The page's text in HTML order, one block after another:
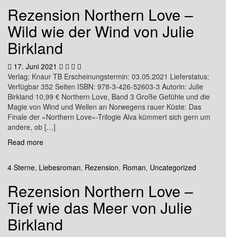
Rezension Northern Love –
Wild wie der Wind von Julie
Birkland
17. Juni 2021
Verlag: Knaur TB Erscheinungstermin: 03.05.2021 Lieferstatus:
Verfügbar 352 Seiten ISBN: 978-3-426-52603-3 Autorin: Julie
Birkland 10,99 € Northern Love, Band 3 Große Gefühle und die
Magie von Wind und Wellen an Norwegens rauer Küste: Das
Finale der »Northern Love«-Trilogie Alva kümmert sich gern um
andere, ob […]
Read more
4 Sterne, Liebesroman, Rezension, Roman, Uncategorized
Rezension Northern Love –
Tief wie das Meer von Julie
Birkland